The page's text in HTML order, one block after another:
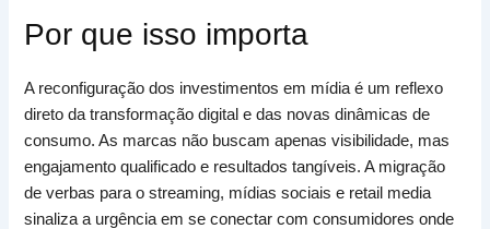
Por que isso importa
A reconfiguração dos investimentos em mídia é um reflexo
direto da transformação digital e das novas dinâmicas de
consumo. As marcas não buscam apenas visibilidade, mas
engajamento qualificado e resultados tangíveis. A migração
de verbas para o streaming, mídias sociais e retail media
sinaliza a urgência em se conectar com consumidores onde